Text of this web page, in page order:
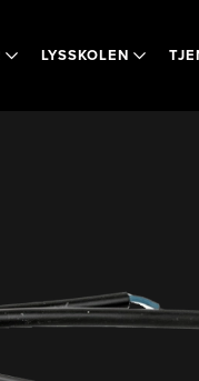
LYSSKOLEN